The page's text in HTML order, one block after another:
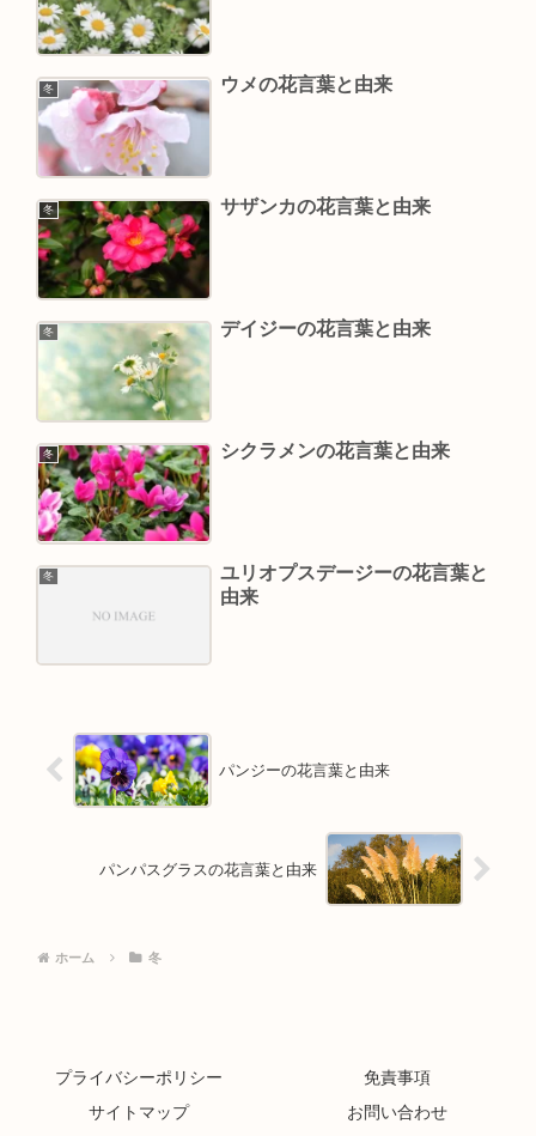
冬 ウメの花言葉と由来
冬 サザンカの花言葉と由来
冬 デイジーの花言葉と由来
冬 シクラメンの花言葉と由来
冬
ユリオプスデージーの花言葉と
由来
パンジーの花言葉と由来
パンパスグラスの花言葉と由来
ホーム 冬
プライバシーポリシー
免責事項
サイトマップ
お問い合わせ